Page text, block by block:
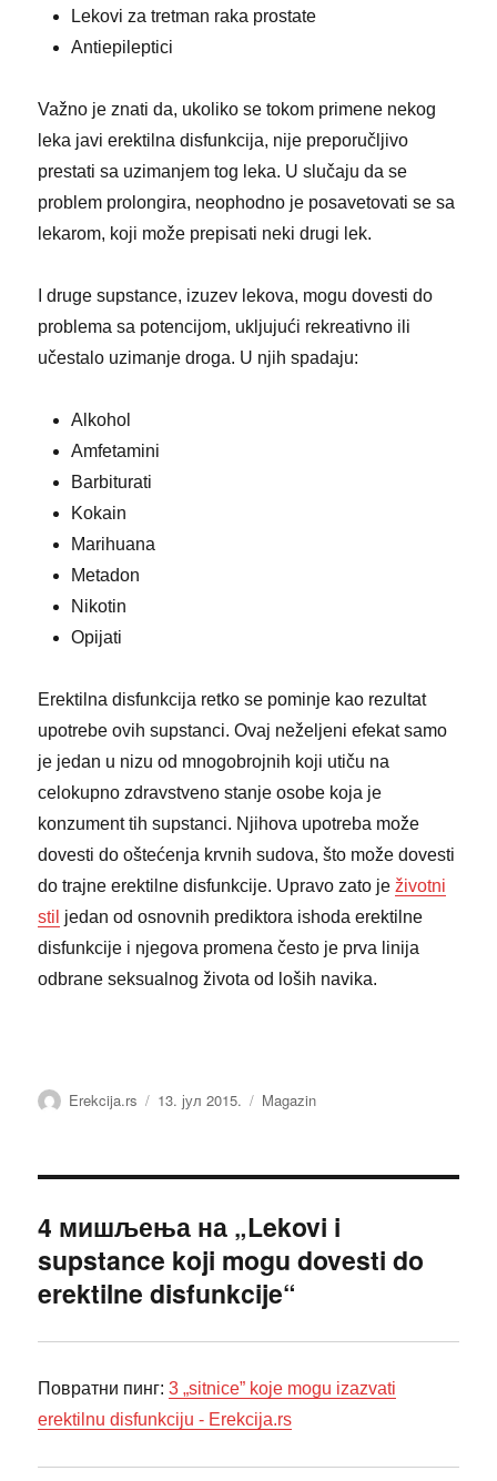
Lekovi za tretman raka prostate
Antiepileptici
Važno je znati da, ukoliko se tokom primene nekog
leka javi erektilna disfunkcija, nije preporučljivo
prestati sa uzimanjem tog leka. U slučaju da se
problem prolongira, neophodno je posavetovati se sa
lekarom, koji može prepisati neki drugi lek.
I druge supstance, izuzev lekova, mogu dovesti do
problema sa potencijom, ukljujući rekreativno ili
učestalo uzimanje droga. U njih spadaju:
Alkohol
Amfetamini
Barbiturati
Kokain
Marihuana
Metadon
Nikotin
Opijati
Erektilna disfunkcija retko se pominje kao rezultat
upotrebe ovih supstanci. Ovaj neželjeni efekat samo
je jedan u nizu od mnogobrojnih koji utiču na
celokupno zdravstveno stanje osobe koja je
konzument tih supstanci. Njihova upotreba može
dovesti do oštećenja krvnih sudova, što može dovesti
do trajne erektilne disfunkcije. Upravo zato je životni
stil jedan od osnovnih prediktora ishoda erektilne
disfunkcije i njegova promena često je prva linija
odbrane seksualnog života od loših navika.
Аутор
Erekcija.rs Објављено
13. јул 2015. Категорије
Magazin
4 мишљења на „Lekovi i
supstance koji mogu dovesti do
erektilne disfunkcije“
Повратни пинг:3 „sitnice” koje mogu izazvati
erektilnu disfunkciju - Erekcija.rs